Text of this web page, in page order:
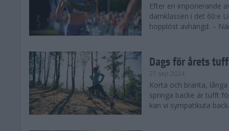
Efter en imponerande
damklassen i det 60:e
hopplöst avhängd: –
Dags för årets
27 sep 2024
Korta och branta,
springa backe är tufft
kan vi sympatikuta